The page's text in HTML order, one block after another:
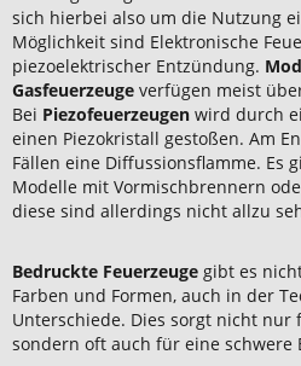
sich hierbei also um die Nutzung
Möglichkeit sind Elektronische
piezoelektrischer Entzündung.
Gasfeuerzeuge verfügen meist
Bei Piezofeuerzeugen wird durch
einen Piezokristall gestoßen. Am
Fällen eine Diffussionsflamme. Es
Modelle mit Vormischbrennern
diese sind allerdings nicht allzu
Bedruckte Feuerzeuge gibt es
Farben und Formen, auch in der
Unterschiede. Dies sorgt nicht nur
sondern oft auch für eine schwere